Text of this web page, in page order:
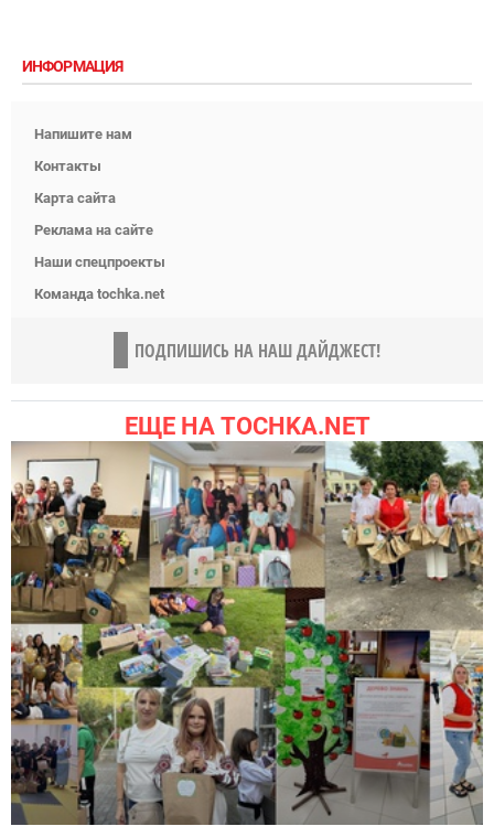
ИНФОРМАЦИЯ
Напишите нам
Контакты
Карта сайта
Реклама на сайте
Наши спецпроекты
Команда tochka.net
ПОДПИШИСЬ НА НАШ ДАЙДЖЕСТ!
ЕЩЕ НА TOCHKA.NET